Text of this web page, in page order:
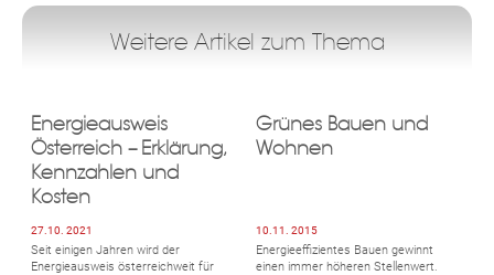
Weitere Artikel zum Thema
Energieausweis
Österreich – Erklärung,
Kennzahlen und
Kosten
27.10. 2021
Seit einigen Jahren wird der
Energieausweis österreichweit für
Grünes Bauen und
Wohnen
10.11. 2015
Energieeffizientes Bauen gewinnt
einen immer höheren Stellenwert.